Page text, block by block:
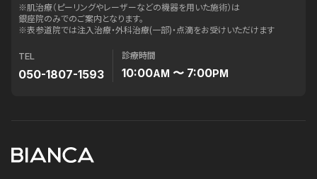
※肌治療（ピーリングやレーザーなどの機器を用いた施術）は
銀座院のみでのご案内となります。
※表参道院では注入治療・外科治療(一部)・点滴をお受けいただけます
TEL
050-1807-1593
診療時間
10:00AM 〜 7:00PM